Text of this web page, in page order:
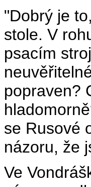
"Dobrý je
stole. V
psacím
popraven?
se Rusové
názoru, že
Ve